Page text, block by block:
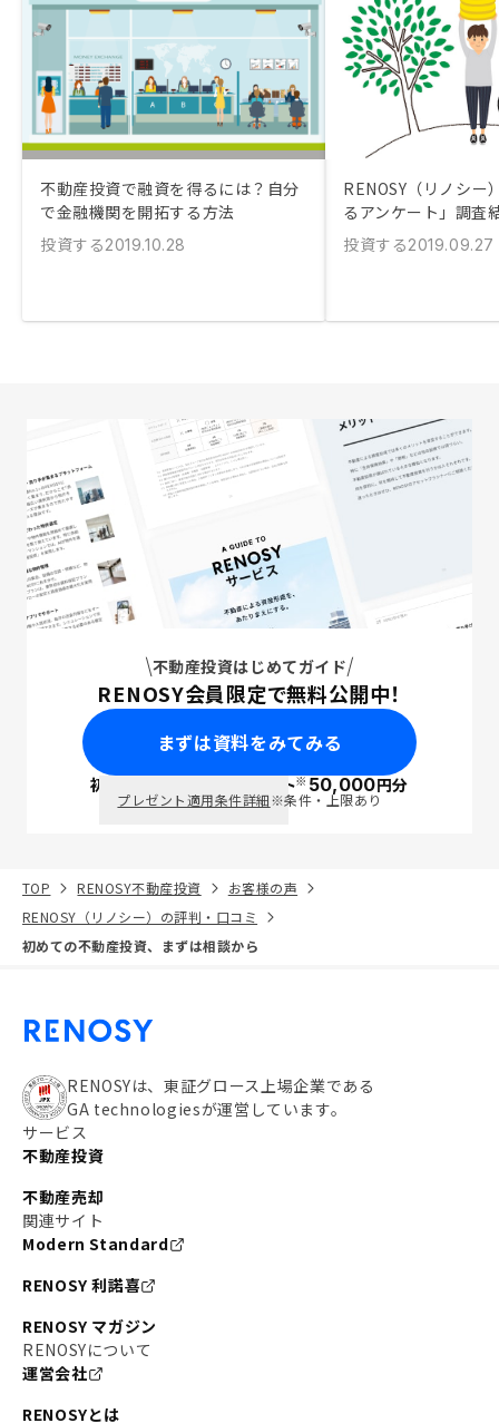
不動産投資で融資を得るには？自分
で金融機関を開拓する方法
投資する2019.10.28
RENOSY（リノシー
るアンケート」調査
投資する2019.09.27
不動産投資はじめてガイド
RENOSY会員限定で無料公開中！
まずは資料をみてみる
初回面談で ポイント※50,000円分
プレゼント適用条件詳細※条件・上限あり
TOP RENOSY不動産投資
お客様の声
RENOSY（リノシー）の評判・口コミ
初めての不動産投資、まずは相談から
RENOSYは、東証グロース上場企業である
GA technologiesが運営しています。
サービス
不動産投資
不動産売却
関連サイト
Modern Standard
RENOSY 利諾喜
RENOSY マガジン
RENOSYについて
運営会社
RENOSYとは